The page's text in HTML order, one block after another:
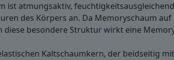
ist atmungsaktiv,
des Körpers an. Da Memoryschaum
besondere Struktur wirkt eine
Kaltschaumkern, der beidseitig